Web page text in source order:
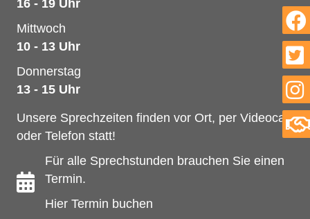
16 - 19 Uhr
Mittwoch
10 - 13 Uhr
Donnerstag
13 - 15 Uhr
Unsere Sprechzeiten finden vor Ort, per Videocall
oder Telefon statt!
Für alle Sprechstunden brauchen Sie einen
Termin.
Hier Termin buchen